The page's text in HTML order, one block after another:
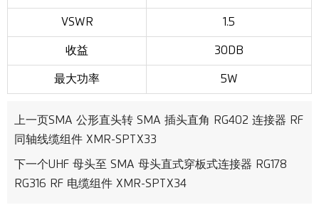
VSWR 1.5
收益 30DB
最大功率 5W
上一页SMA 公形直头转 SMA 插头直角 RG402 连接器 RF
同轴线缆组件 XMR-SPTX33
下一个UHF 母头至 SMA 母头直式穿板式连接器 RG178
RG316 RF 电缆组件 XMR-SPTX34